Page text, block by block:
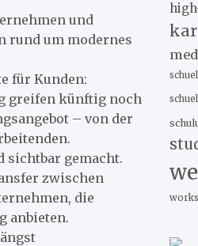
und
rund um modernes
für Kunden:
greifen künftig noch
– von der
sichtbar gemacht.
zwischen
die
anbieten.